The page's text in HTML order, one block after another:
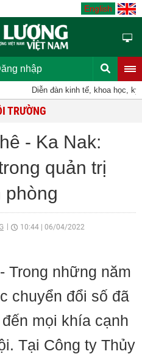
English
nhập
Diễn đàn kinh tế, khoa học, kỹ
TRƯỜNG
- Ka Nak:
quản trị
phòng
10:44 06/04/2022
- Trong những năm
chuyển đổi số đã
mọi khía cạnh
Tại Công ty Thủy